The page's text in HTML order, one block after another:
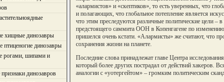
хищные динозавры
птиценогие динозавры
рогами, шипами и
динозавров
«алармистов» и «скептиков», то есть уверенных, что
и полагающих, что глобальное потепление является
что этим преследуются различные политические цели –
предстоящего саммита ООН в Копенгагене по
пришелся очень кстати. «Алармисты» же считают, что
сохранения жизни на планете.
Последние слова принадлежат главе Центра
который более других пострадал от действий хакеров.
аналогии с «уотергейтом» – громким политическим